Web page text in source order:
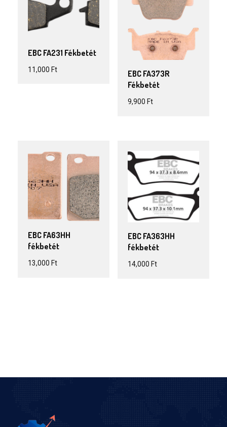
EBC FA231 Fékbetét
11,000 Ft
EBC FA373R
Fékbetét
9,900 Ft
EBC FA63HH
fékbetét
13,000 Ft
EBC FA363HH
fékbetét
14,000 Ft